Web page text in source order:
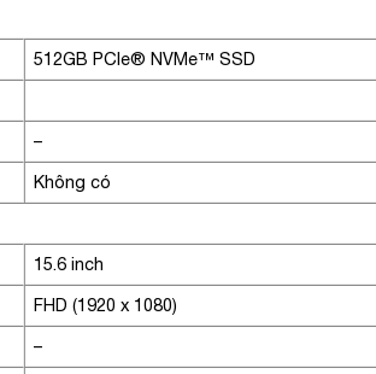
512GB PCIe® NVMe™ SSD
–
Không có
15.6 inch
FHD (1920 x 1080)
–